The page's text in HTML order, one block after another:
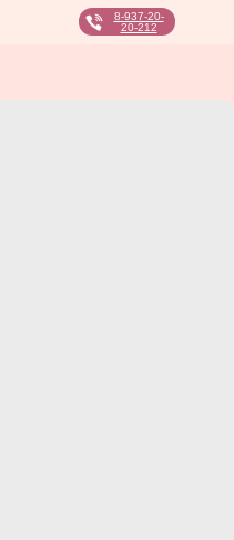
8-937-20-
20-212